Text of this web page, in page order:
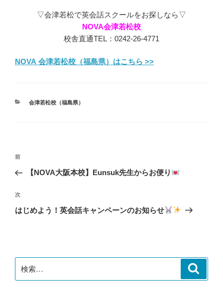
▽会津若松で英会話スクールをお探しなら▽
NOVA会津若松校
校舎直通TEL：0242-26-4771
NOVA 会津若松校（福島県）はこちら >>
カ
会津若松校（福島県）
投
ナ
ビ
ゲ
ン
前
の
稿
前
【NOVA大阪本校】Eunsuk先生からお便り
次
の
次
はじめよう！英会話キャンペーンのお知らせ
索: